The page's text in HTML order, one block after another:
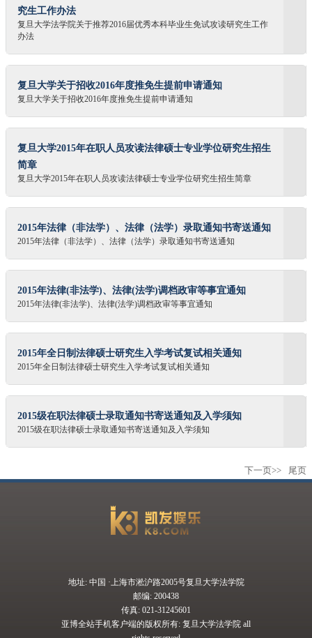
究生工作办法
复旦大学法学院关于推荐2016届优秀本科毕业生免试攻读研究生工作
办法
复旦大学关于招收2016年度推免生提前申请通知
复旦大学关于招收2016年度推免生提前申请通知
复旦大学2015年在职人员攻读法律硕士专业学位研究生招生
简章
复旦大学2015年在职人员攻读法律硕士专业学位研究生招生简章
2015年法律（非法学）、法律（法学）录取通知书寄送通知
2015年法律（非法学）、法律（法学）录取通知书寄送通知
2015年法律(非法学)、法律(法学)调档政审等事宜通知
2015年法律(非法学)、法律(法学)调档政审等事宜通知
2015年全日制法律硕士研究生入学考试复试相关通知
2015年全日制法律硕士研究生入学考试复试相关通知
2015级在职法律硕士录取通知书寄送通知及入学须知
2015级在职法律硕士录取通知书寄送通知及入学须知
下一页>> 尾页
地址: 中国 ·上海市淞沪路2005号复旦大学法学院
邮编: 200438
传真: 021-31245601
亚博全站手机客户端的版权所有: 复旦大学法学院 all